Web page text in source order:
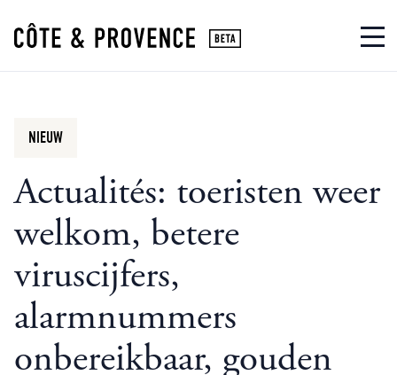
Actualités: toeristen weer
welkom, betere
viruscijfers,
alarmnummers
onbereikbaar, gouden
NIEUW